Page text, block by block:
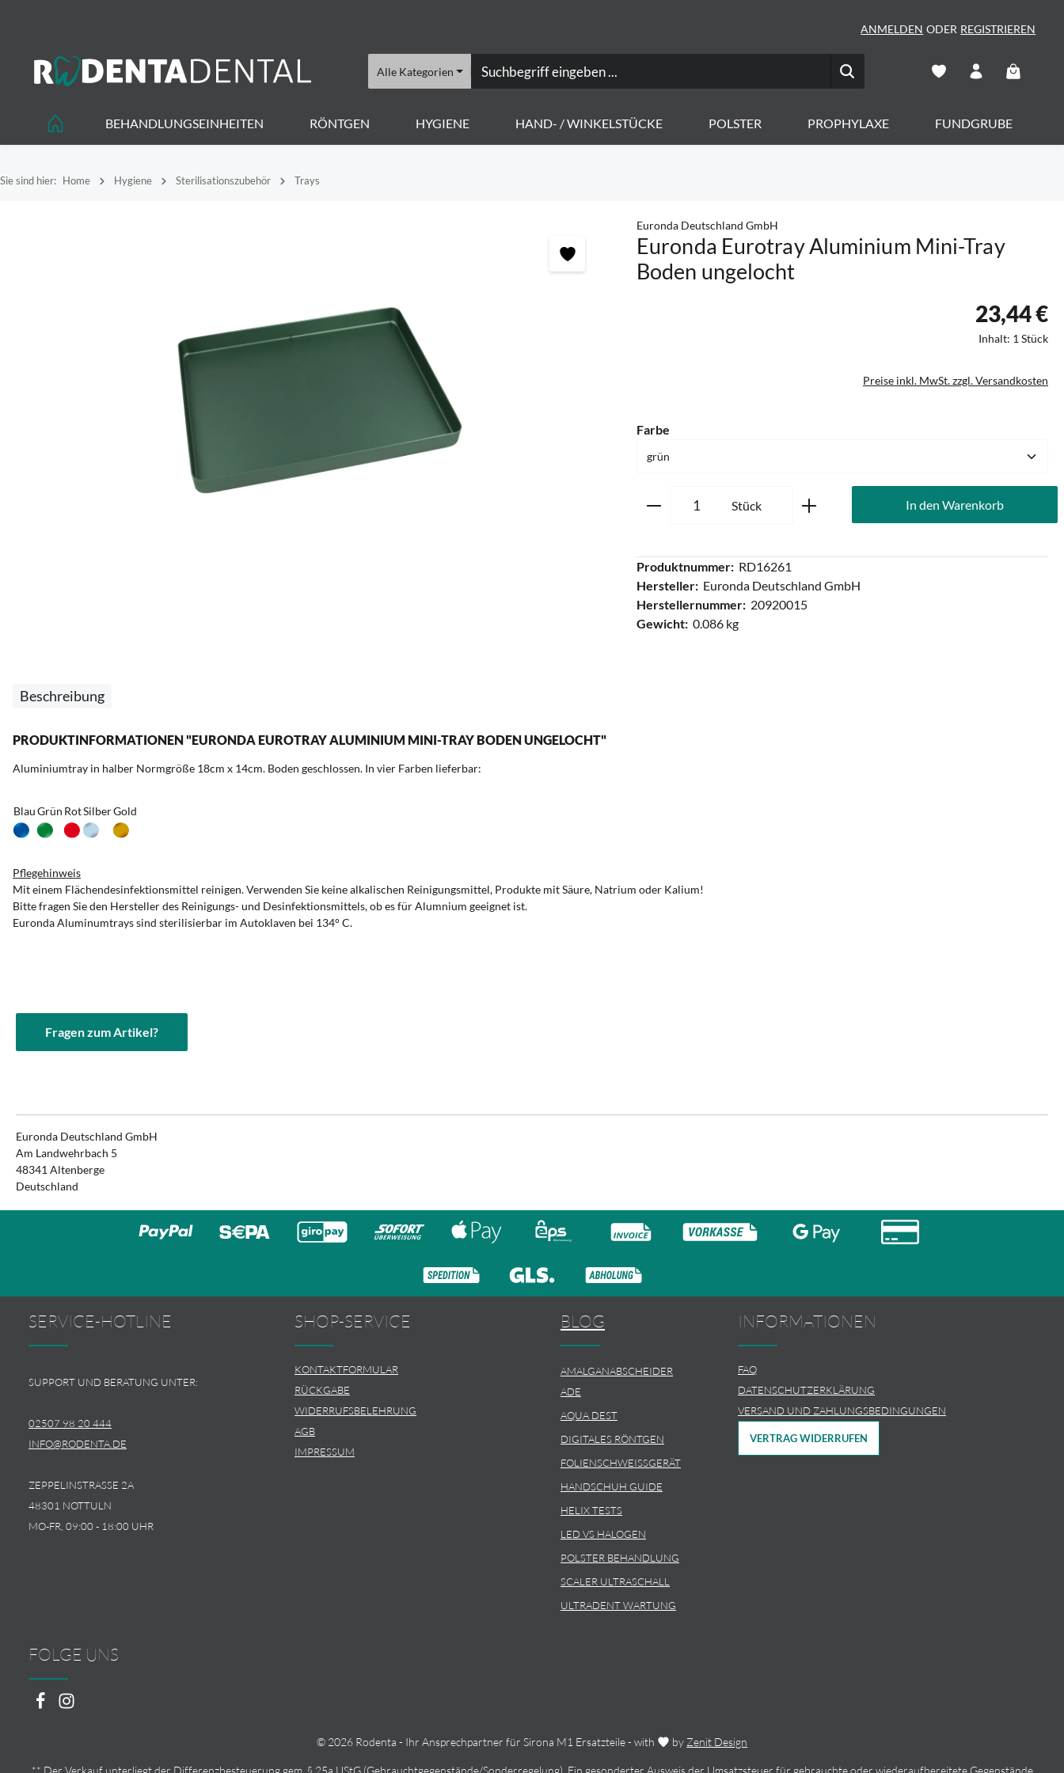
ANMELDEN ODER REGISTRIEREN
Alle Kategorien
BEHANDLUNGSEINHEITEN RÖNTGEN HYGIENE HAND- / WINKELSTÜCKE POLSTER PROPHYLAXE FUNDGRUBE
Sie sind hier: Home Hygiene Sterilisationszubehör Trays
Euronda Deutschland GmbH
Euronda Eurotray Aluminium Mini-Tray
Boden ungelocht
23,44 €
Inhalt: 1 Stück
Preise inkl. MwSt. zzgl. Versandkosten
Farbe
Produkt Anzahl: Gib den gewünschten Wert ein
Stück In den Warenkorb
Produktnummer: RD16261
Hersteller: Euronda Deutschland GmbH
Herstellernummer: 20920015
Gewicht: 0.086 kg
Beschreibung
PRODUKTINFORMATIONEN "EURONDA EUROTRAY ALUMINIUM MINI-TRAY BODEN UNGELOCHT"
Aluminiumtray in halber Normgröße 18cm x 14cm. Boden geschlossen. In vier Farben lieferbar:
BlauGrün RotSilberGold
Pflegehinweis
Mit einem Flächendesinfektionsmittel reinigen. Verwenden Sie keine alkalischen Reinigungsmittel, Produkte mit Säure, Natrium oder Kalium!
Bitte fragen Sie den Hersteller des Reinigungs- und Desinfektionsmittels, ob es für Alumnium geeignet ist.
Euronda Aluminumtrays sind sterilisierbar im Autoklaven bei 134° C.
Fragen zum Artikel?
Euronda Deutschland GmbH
Am Landwehrbach 5
48341 Altenberge
Deutschland
SERVICE-HOTLINE
SUPPORT UND BERATUNG UNTER:
02507 98 20 444
INFO@RODENTA.DE
ZEPPELINSTRASSE 2A
48301 NOTTULN
MO-FR, 09:00 - 18:00 UHR
SHOP-SERVICE
KONTAKTFORMULAR
RÜCKGABE
WIDERRUFSBELEHRUNG
AGB
IMPRESSUM
BLOG
AMALGANABSCHEIDER
ADE
AQUA DEST
DIGITALES RÖNTGEN
FOLIENSCHWEISSGERÄT
HANDSCHUH GUIDE
HELIX TESTS
LED VS HALOGEN
POLSTER BEHANDLUNG
SCALER ULTRASCHALL
ULTRADENT WARTUNG
INFORMATIONEN
FAQ
DATENSCHUTZERKLÄRUNG
VERSAND UND ZAHLUNGSBEDINGUNGEN
VERTRAG WIDERRUFEN
FOLGE UNS
© 2026 Rodenta - Ihr Ansprechpartner für Sirona M1 Ersatzteile - with by Zenit Design